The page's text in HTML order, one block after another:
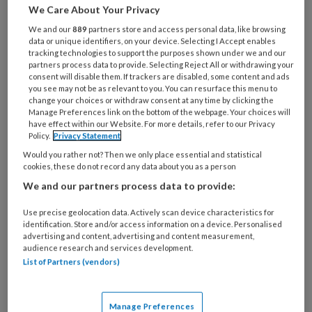
je
e-
mailadres?
* *
Kies
je
wachtwoord* *
Kies
je
functie *
Bij
welke
werk
je?Ontvang 2x per week de
KinderopvangTotaal nieuwsbrief
Ontvang iedere zondag het
Weekoverzicht
We Care About Your Privacy
We and our889 partners store and access personal data, like browsing
data or unique identifiers, on your device. Selecting I Accept enables
tracking technologies to support the purposes shown under we and our
partners process data to provide. Selecting Reject All or withdrawing your
consent will disable them. If trackers are disabled, some content and ads
you see may not be as relevant to you. You can resurface this menu to
change your choices or withdraw consent at any time by clicking the
Manage Preferences link on the bottom of the webpage. Your choices will
have effect within our Website. For more details, refer to our Privacy
Policy. Privacy Statement
Would you rather not? Then we only place essential and statistical
cookies, these do not record any data about you as a person
We and our partners process data to provide:
Use precise geolocation data. Actively scan device characteristics for
identification. Store and/or access information on a device. Personalised
advertising and content, advertising and content measurement,
audience research and services development.
List of Partners (vendors)
Manage Preferences